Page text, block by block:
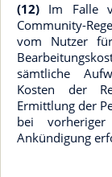
(12) Im Falle
Community-
vom Nutzer
sämtliche
Kosten der
Ermittlung der
bei
Ankündigung